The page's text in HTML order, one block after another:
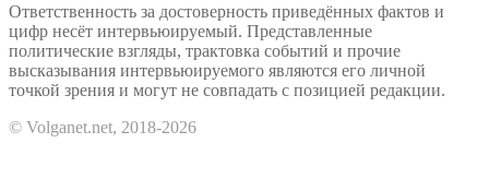
Ответственность за достоверность приведённых фактов и
цифр несёт интервьюируемый. Представленные
политические взгляды, трактовка событий и прочие
высказывания интервьюируемого являются его личной
точкой зрения и могут не совпадать с позицией редакции.
© Volganet.net, 2018-2026